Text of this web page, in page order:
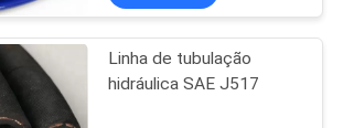
Linha de tubulação
hidráulica SAE J517